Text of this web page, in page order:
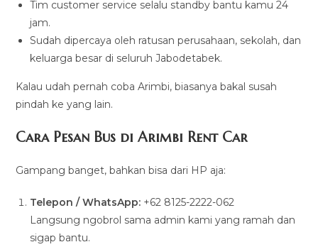
Tim customer service selalu standby bantu kamu 24
jam.
Sudah dipercaya oleh ratusan perusahaan, sekolah, dan
keluarga besar di seluruh Jabodetabek.
Kalau udah pernah coba Arimbi, biasanya bakal susah
pindah ke yang lain.
Cara Pesan Bus di Arimbi Rent Car
Gampang banget, bahkan bisa dari HP aja:
Telepon / WhatsApp: +62 8125-2222-062
Langsung ngobrol sama admin kami yang ramah dan
sigap bantu.